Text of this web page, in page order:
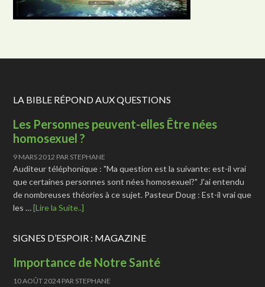
LA BIBLE RÉPOND AUX QUESTIONS
Les Personnes peuvent-elles Être nées
homosexuel ?
9 MARS 2012 PAR STEPHANE
Auditeur téléphonique : "Ma question est la suivante: est-il vrai
que certaines personnes sont nées homosexuel?" J'ai entendu
de nombreuses théories à ce sujet. Pasteur Doug : Est-il vrai que
les …[Lire la Suite..]
SIGNES D’ESPOIR : MAGAZINE
Importance de Notre Santé
10 AOÛT 2024PAR STEPHANE